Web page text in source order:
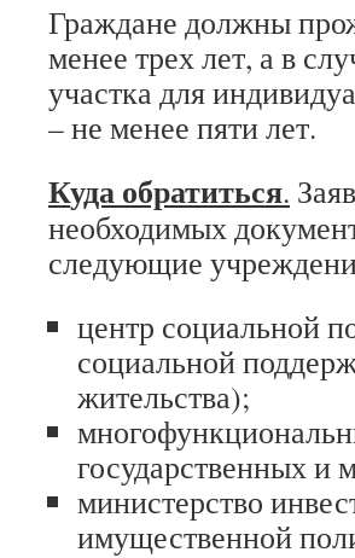
Граждане должны
менее трех лет, а в
участка для
– не менее пяти лет.
Куда обратиться.
необходимых
следующие
центр социальной
социальной
жительства);
государственных и
министерство
имущественной